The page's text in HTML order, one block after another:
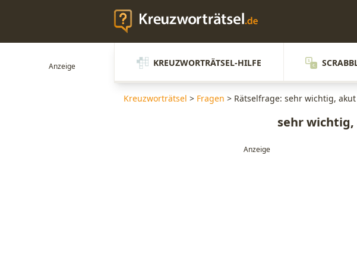
KREUZWORTRÄTSEL-HILFE
Kreuzworträtsel > Fragen > Rätselfrage: sehr wichtig, akut
sehr